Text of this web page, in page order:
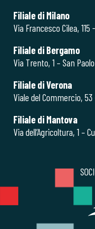
Filiale di Milano
Via Francesco Cilea, 115
Filiale di Bergamo
Via Trento, 1 – San Paolo
Filiale di Verona
Viale del Commercio,
Filiale di Mantova
Via dell’Agricoltura, 1 –